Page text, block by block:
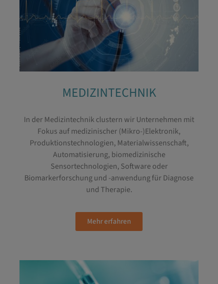
MEDIZINTECHNIK
In der Medizintechnik clustern wir Unternehmen mit
Fokus auf medizinischer (Mikro-)Elektronik,
Produktionstechnologien, Materialwissenschaft,
Automatisierung, biomedizinische
Sensortechnologien, Software oder
Biomarkerforschung und -anwendung für Diagnose
und Therapie.
Mehr erfahren